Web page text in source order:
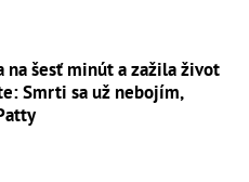
na šesť minút a zažila život
Smrti sa už nebojím,